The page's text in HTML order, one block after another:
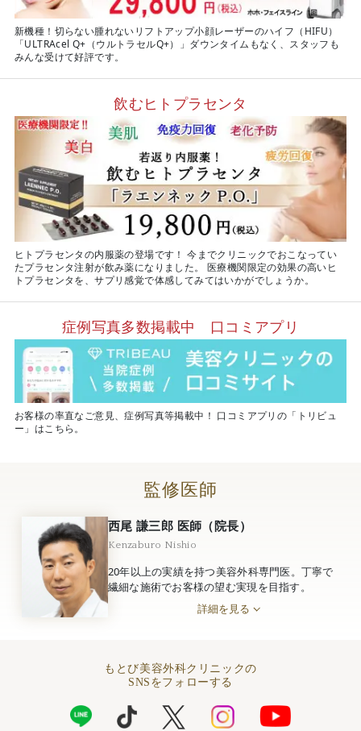
新機種！切らない腫れないリフトアップ小顔レーザーのハイフ（HIFU）
「ULTRAcel Q+（ウルトラセルQ+）」ダウンタイムもなく、スタッフも
みんな受けて好評です。
飲むヒトプラセンタ
ヒトプラセンタの内服薬の登場です！ 今までクリニックでおこなってい
たプラセンタ注射が飲み薬になりました。 医療機関限定の効果の高いヒ
トプラセンタを、サプリ感覚で体感してみてはいかがでしょうか。
症例写真多数掲載中 口コミアプリ
お客様の率直なご意見、症例写真等掲載中！ 口コミアプリの「トリビュ
ー」はこちら。
監修医師
西尾 謙三郎 医師（院長）
Kenzaburo Nishio
20年以上の実績を持つ美容外科専門医。丁寧で
繊細な施術でお客様の望む実現を目指す。
詳細を見る
もとび美容外科クリニックの
SNSをフォローする